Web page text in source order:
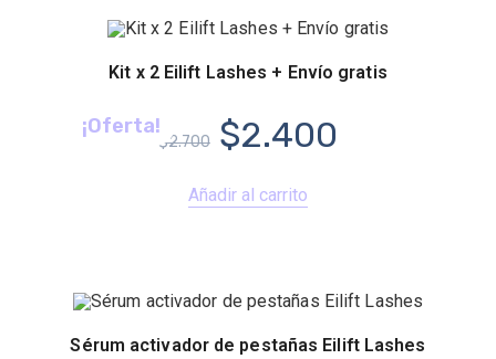
¡Oferta!
Kit x 2 Eilift Lashes + Envío gratis
$2.700 $2.400
Añadir al carrito
Sérum activador de pestañas Eilift Lashes